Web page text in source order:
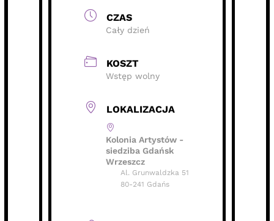
CZAS
Cały dzień
KOSZT
Wstęp wolny
LOKALIZACJA
Kolonia Artystów -
siedziba Gdańsk
Wrzeszcz
Al. Grunwaldzka 51
80-241 Gdańs